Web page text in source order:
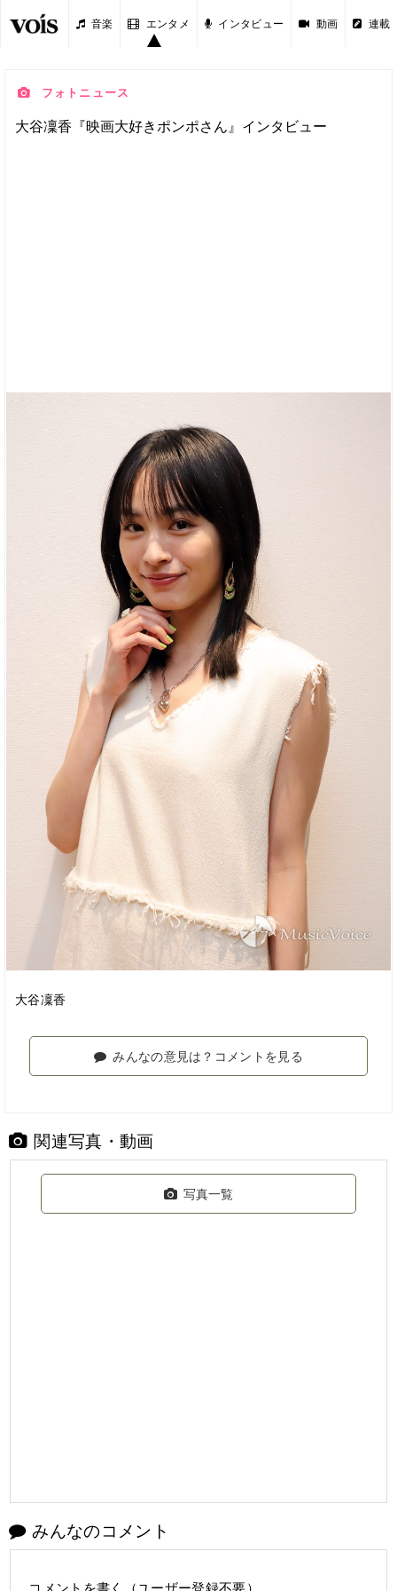
音楽 エンタメ インタビュー 動画 連載
フォトニュース
大谷凜香『映画大好きポンポさん』インタビュー
大谷凜香
みんなの意見は？コメントを見る
関連写真・動画
写真一覧
みんなのコメント